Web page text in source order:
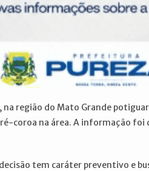
na região do Mato Grande
coroa na área. A informação
tem caráter preventivo e